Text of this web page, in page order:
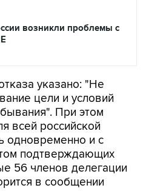
возникли проблемы с
указано: "Не
При этом
всей российской
одновременно и с
подтверждающих
56 членов делегации
в сообщении